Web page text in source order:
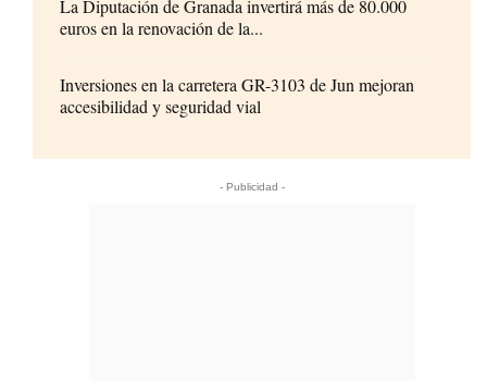
La Diputación de Granada invertirá más de 80.000
euros en la renovación de la...
Inversiones en la carretera GR-3103 de Jun mejoran
accesibilidad y seguridad vial
- Publicidad -